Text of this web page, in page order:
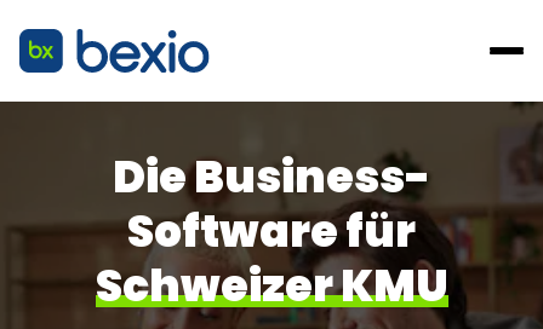
Die Business-
Software für
Schweizer KMU